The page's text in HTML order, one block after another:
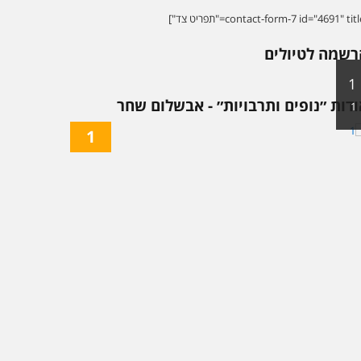
לטיולים
״נופים ותרבויות״ - אבשלום שחר
1
1
1